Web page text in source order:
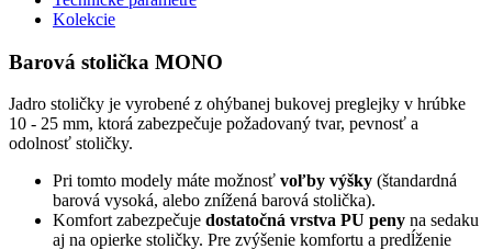
Kolekcie
Barová stolička MONO
Jadro stoličky je vyrobené z ohýbanej bukovej preglejky v hrúbke
10 - 25 mm, ktorá zabezpečuje požadovaný tvar, pevnosť a
odolnosť stoličky.
Pri tomto modely máte možnosť voľby výšky (štandardná
barová vysoká, alebo znížená barová stolička).
Komfort zabezpečuje dostatočná vrstva PU peny na sedaku
aj na opierke stoličky. Pre zvýšenie komfortu a predĺženie